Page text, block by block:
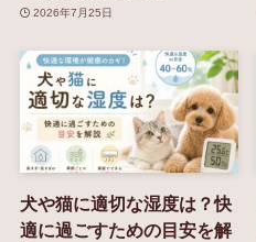
2026年7月25日
犬や猫に適切な湿度は？快
適に過ごすための目安を解